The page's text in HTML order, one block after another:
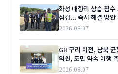
화성 매향리 상습 침
점검... 즉시 해결 방안
2026.08.07
GH 구리 이전, 남북
의원, 도민 약속 이행
2026.08.07